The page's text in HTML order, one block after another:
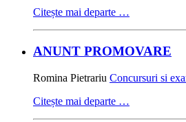
Citește mai departe …
ANUNT PROMOVARE
Romina Pietrariu Concursuri si
Citește mai departe …